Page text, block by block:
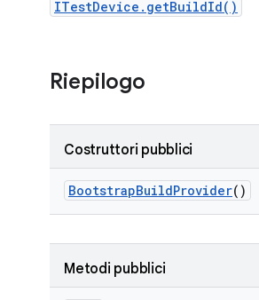
ITestDevice.getBuildId()
Riepilogo
Costruttori pubblici
BootstrapBuildProvider()
Metodi pubblici